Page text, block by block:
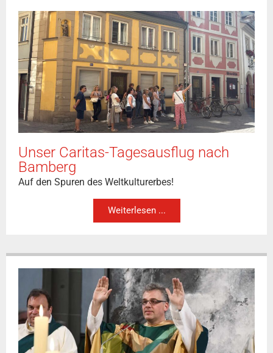
Unser Caritas-Tagesausflug nach
Bamberg
Auf den Spuren des Weltkulturerbes!
Weiterlesen ...